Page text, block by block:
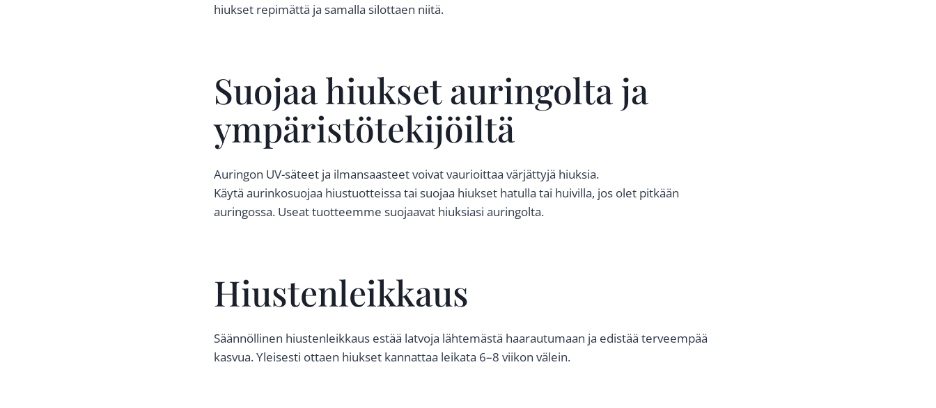
hiukset repimättä ja samalla silottaen niitä.
Suojaa hiukset auringolta ja
ympäristötekijöiltä
Auringon UV-säteet ja ilmansaasteet voivat vaurioittaa värjättyjä hiuksia.
Käytä aurinkosuojaa hiustuotteissa tai suojaa hiukset hatulla tai huivilla, jos olet pitkään
auringossa. Useat tuotteemme suojaavat hiuksiasi auringolta.
Hiustenleikkaus
Säännöllinen hiustenleikkaus estää latvoja lähtemästä haarautumaan ja edistää terveempää
kasvua. Yleisesti ottaen hiukset kannattaa leikata 6–8 viikon välein.